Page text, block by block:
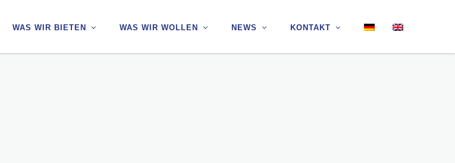
WAS WIR BIETEN WAS WIR WOLLEN NEWS KONTAKT
WAS WIR BIETEN WAS WIR WOLLEN NEWS KONTAKT